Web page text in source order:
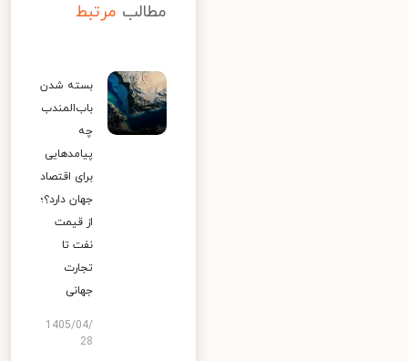
مطالب مرتبط
بسته شدن
باب‌المندب
چه
پیامدهایی
برای اقتصاد
جهان دارد؟؛
از قیمت
نفت تا
تجارت
جهانی
1405/04/
28